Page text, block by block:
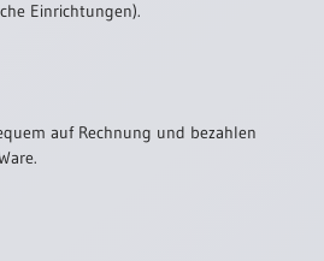
Einrichtungen).
auf Rechnung und bezahlen